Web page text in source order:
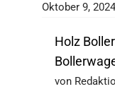
Oktober 9, 2024
Holz
von